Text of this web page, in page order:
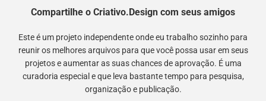
Compartilhe o Criativo.Design com seus amigos
Este é um projeto independente onde eu trabalho sozinho para
reunir os melhores arquivos para que você possa usar em seus
projetos e aumentar as suas chances de aprovação. É uma
curadoria especial e que leva bastante tempo para pesquisa,
organização e publicação.